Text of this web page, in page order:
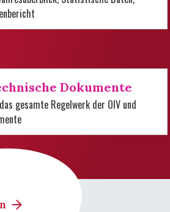
Dokumente
gesamte Regelwerk der OIV und